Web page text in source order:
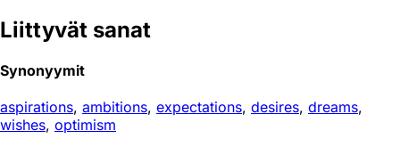
Liittyvät sanat
Synonyymit
aspirations, ambitions, expectations, desires, dreams,
wishes, optimism